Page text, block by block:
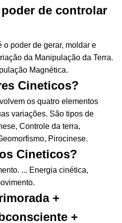
de controlar
o poder de gerar, moldar e
da Manipulação da Terra.
Magnética.
Cineticos?
os quatro elementos
variações. São tipos de
Controle da terra,
Pirocinese.
Cineticos?
... Energia cinética,
+
+